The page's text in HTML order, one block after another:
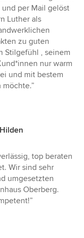
per Mail gelöst
Luther als
zu guten
Stilgefühl , seinem
nur warm
und mit bestem
möchte.”
top beraten
Wir sind sehr
umgesetzten
Oberberg.